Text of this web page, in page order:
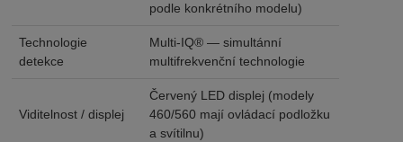
podle konkrétního modelu)
Technologie
detekce
Multi-IQ® — simultánní
multifrekvenční technologie
Viditelnost / displej
Červený LED displej (modely
460/560 mají ovládací podložku
a svítilnu)